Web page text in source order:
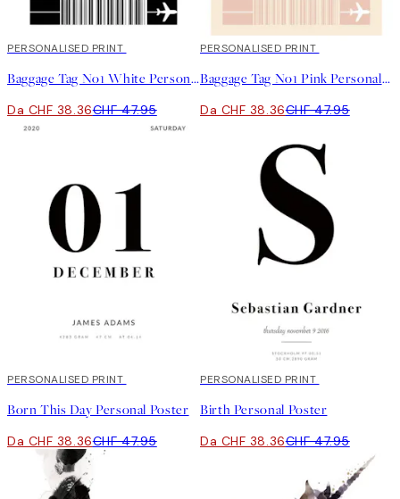
20%*
PERSONALISED PRINT
Baggage Tag No1 White Personal Poster
Da CHF 38.36CHF 47.95
20%*
PERSONALISED PRINT
Baggage Tag No1 Pink Personal Poster
Da CHF 38.36CHF 47.95
20%*
PERSONALISED PRINT
Born This Day Personal Poster
Da CHF 38.36CHF 47.95
20%*
PERSONALISED PRINT
Birth Personal Poster
Da CHF 38.36CHF 47.95